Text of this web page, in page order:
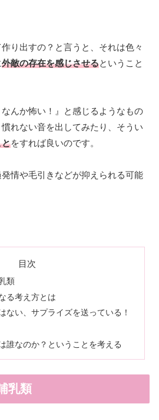
り出すの？と言うと、それは色々
外敵の存在を感じさせるということ
んか怖い！』と感じるようなもの
れない音を出してみたり、そうい
とをすれば良いのです。
情や毛引きなどが抑えられる可能
目次
類
る考え方とは
ない、サプライズを送っている！
誰なのか？ということを考える
乳類